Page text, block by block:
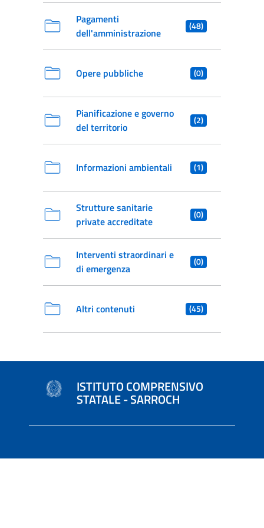
Pagamenti
dell'amministrazione
(48)
Opere pubbliche (0)
Pianificazione e governo
del territorio
(2)
Informazioni ambientali (1)
Strutture sanitarie
private accreditate
(0)
Interventi straordinari e
di emergenza
(0)
Altri contenuti (45)
ISTITUTO COMPRENSIVO
STATALE - SARROCH